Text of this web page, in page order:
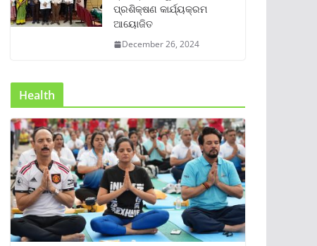
ପ୍ରଶିକ୍ଷଣ କାର୍ଯ୍ୟକ୍ରମ
ଆୟୋଜିତ
December 26, 2024
Health